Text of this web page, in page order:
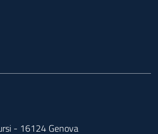
- 16124 Genova